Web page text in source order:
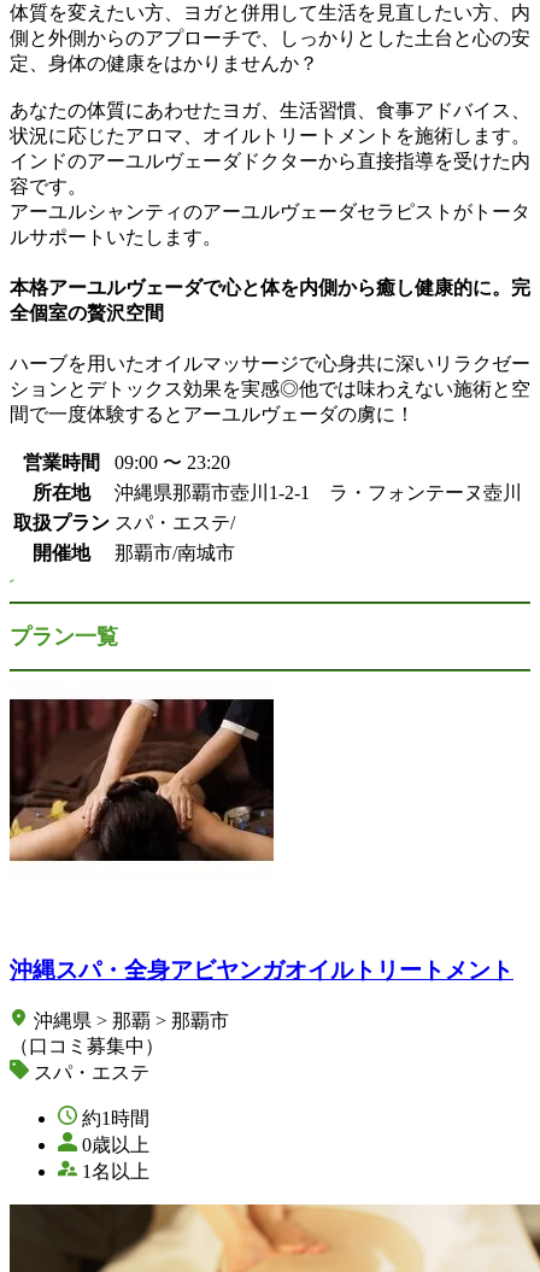
体質を変えたい方、ヨガと併用して生活を見直したい方、内
側と外側からのアプローチで、しっかりとした土台と心の安
定、身体の健康をはかりませんか？
あなたの体質にあわせたヨガ、生活習慣、食事アドバイス、
状況に応じたアロマ、オイルトリートメントを施術します。
インドのアーユルヴェーダドクターから直接指導を受けた内
容です。
アーユルシャンティのアーユルヴェーダセラピストがトータ
ルサポートいたします。
本格アーユルヴェーダで心と体を内側から癒し健康的に。完
全個室の贅沢空間
ハーブを用いたオイルマッサージで心身共に深いリラクゼー
ションとデトックス効果を実感◎他では味わえない施術と空
間で一度体験するとアーユルヴェーダの虜に！
営業時間
09:00 〜 23:20
所在地
沖縄県那覇市壺川1-2-1 ラ・フォンテーヌ壺川
取扱プラン スパ・エステ/
開催地
那覇市/南城市
プラン一覧
沖縄スパ・全身アビヤンガオイルトリートメント
沖縄県 > 那覇 > 那覇市
（口コミ募集中）
スパ・エステ
約1時間
0歳以上
1名以上